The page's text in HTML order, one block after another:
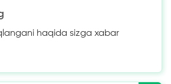
haqida sizga xabar